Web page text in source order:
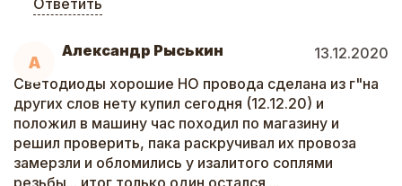
Ответить
А
Александр Рыськин
13.12.2020
Светодиоды хорошие НО провода сделана из г"на
других слов нету купил сегодня (12.12.20) и
положил в машину час походил по магазину и
решил проверить, пака раскручивал их провоза
замерзли и обломились у изалитого соплями
резьбы... итог только один остался ...